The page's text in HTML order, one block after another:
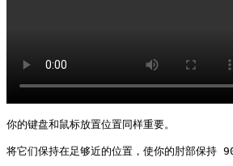
你的键盘和鼠标放置位置同样重要。
将它们保持在足够近的位置，使你的肘部保持